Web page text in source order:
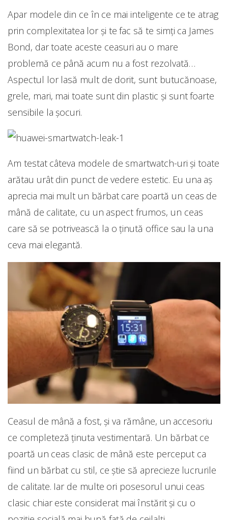
Apar modele din ce în ce mai inteligente ce te atrag
prin complexitatea lor și te fac să te simți ca James
Bond, dar toate aceste ceasuri au o mare
problemă ce până acum nu a fost rezolvată…
Aspectul lor lasă mult de dorit, sunt butucănoase,
grele, mari, mai toate sunt din plastic și sunt foarte
sensibile la șocuri.
Am testat câteva modele de smartwatch-uri și toate
arătau urât din punct de vedere estetic. Eu una aș
aprecia mai mult un bărbat care poartă un ceas de
mână de calitate, cu un aspect frumos, un ceas
care să se potrivească la o ținută office sau la una
ceva mai elegantă.
Ceasul de mână a fost, și va rămâne, un accesoriu
ce completeză ținuta vestimentară. Un bărbat ce
poartă un ceas clasic de mână este perceput ca
fiind un bărbat cu stil, ce știe să aprecieze lucrurile
de calitate. Iar de multe ori posesorul unui ceas
clasic chiar este considerat mai înstărit și cu o